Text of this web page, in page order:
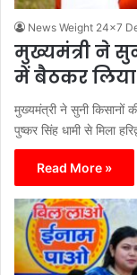
News Weight 24x7
मुख्यमंत्री ने
में बैठकर
मुख्यमंत्री ने सुनी किसानों
पुष्कर सिंह धामी से मिला
Read More »